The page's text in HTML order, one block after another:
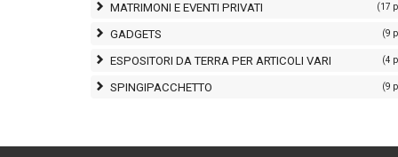
MATRIMONI E EVENTI PRIVATI (17
GADGETS (9
ESPOSITORI DA TERRA PER ARTICOLI VARI (4
SPINGIPACCHETTO (9